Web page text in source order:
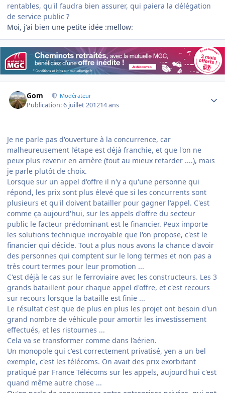
rentables, qu'il faudra bien assurer, qui paiera la délégation
de service public ?
Moi, j'ai bien une petite idée :mellow:
Gom Modérateur
Publication:6 juillet 201214 ans
Je ne parle pas d'ouverture à la concurrence, car
malheureusement l’étape est déjà franchie, et que l'on ne
peux plus revenir en arrière (tout au mieux retarder ....), mais
je parle plutôt de choix.
Lorsque sur un appel d'offre il n'y a qu'une personne qui
répond, les prix sont plus élevé que si les concurrents sont
plusieurs et qu'il doivent batailler pour gagner l'appel. C'est
comme ça aujourd'hui, sur les appels d'offre du secteur
public le facteur prédominant est le financier. Peux importe
les solutions technique incroyable que l'on propose, c'est le
financier qui décide. Tout a plus nous avons la chance d'avoir
des personnes qui comptent sur le long termes et non pas a
très court termes pour leur promotion ...
C'est déjà le cas sur le ferroviaire avec les constructeurs. Les 3
grands bataillent pour chaque appel d'offre, et c'est recours
sur recours lorsque la bataille est finie ...
Le résultat c'est que de plus en plus les projet ont besoin d'un
grand nombre de véhicule pour amortir les investissement
effectués, et les ristournes ...
Cela va se transformer comme dans l’aérien.
Un monopole qui c'est correctement privatisé, yen a un bel
exemple, c'est les télécoms. On avait des prix exorbitant
pratiqué par France Télécoms sur les appels, aujourd'hui c'est
quand même autre chose ...